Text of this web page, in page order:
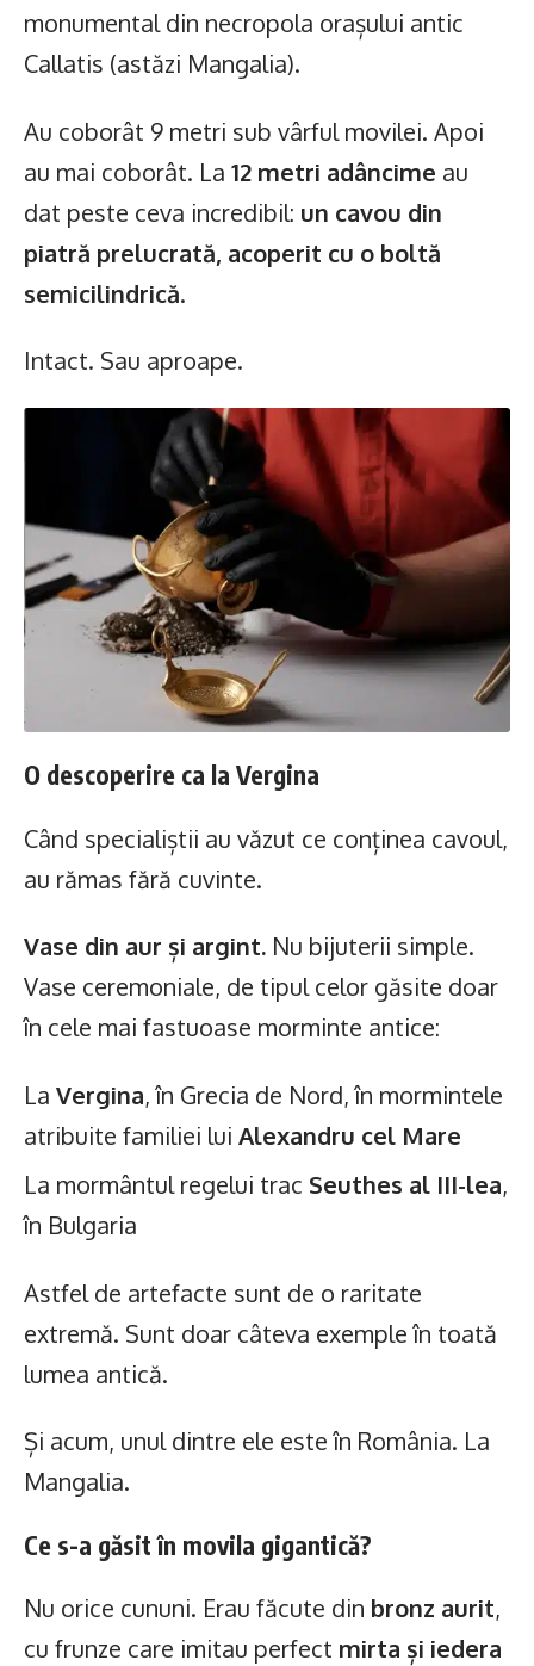
monumental din necropola orașului antic
Callatis (astăzi Mangalia).
Au coborât 9 metri sub vârful movilei. Apoi
au mai coborât. La 12 metri adâncime au
dat peste ceva incredibil: un cavou din
piatră prelucrată, acoperit cu o boltă
semicilindrică.
Intact. Sau aproape.
O descoperire ca la Vergina
Când specialiștii au văzut ce conținea cavoul,
au rămas fără cuvinte.
Vase din aur și argint. Nu bijuterii simple.
Vase ceremoniale, de tipul celor găsite doar
în cele mai fastuoase morminte antice:
La Vergina, în Grecia de Nord, în mormintele
atribuite familiei lui Alexandru cel Mare
La mormântul regelui trac Seuthes al III-lea,
în Bulgaria
Astfel de artefacte sunt de o raritate
extremă. Sunt doar câteva exemple în toată
lumea antică.
Și acum, unul dintre ele este în România. La
Mangalia.
Ce s-a găsit în movila gigantică?
Nu orice cununi. Erau făcute din bronz aurit,
cu frunze care imitau perfect mirta și iedera